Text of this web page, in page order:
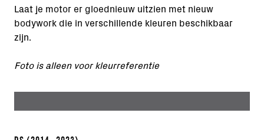
Laat je motor er gloednieuw uitzien met nieuw
bodywork die in verschillende kleuren beschikbaar
zijn.
Foto is alleen voor kleurreferentie